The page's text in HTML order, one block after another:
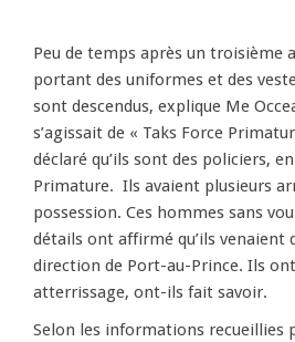
Peu de temps après un troisième
portant des uniformes et des
sont descendus, explique Me
s’agissait de « Taks Force
déclaré qu’ils sont des policiers,
Primature. Ils avaient plusieurs
possession. Ces hommes sans
détails ont affirmé qu’ils venaient
direction de Port-au-Prince. Ils
atterrissage, ont-ils fait savoir.
Selon les informations recueillies